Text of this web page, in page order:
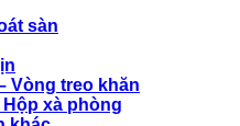
sàn
Vòng treo khăn
Hộp xà phòng